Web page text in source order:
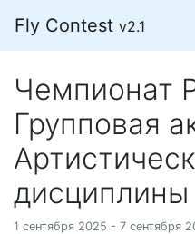
Fly Contest v2.1
Чемпионат
Групповая
дисциплины
1 сентября 2025 - 7 сентября